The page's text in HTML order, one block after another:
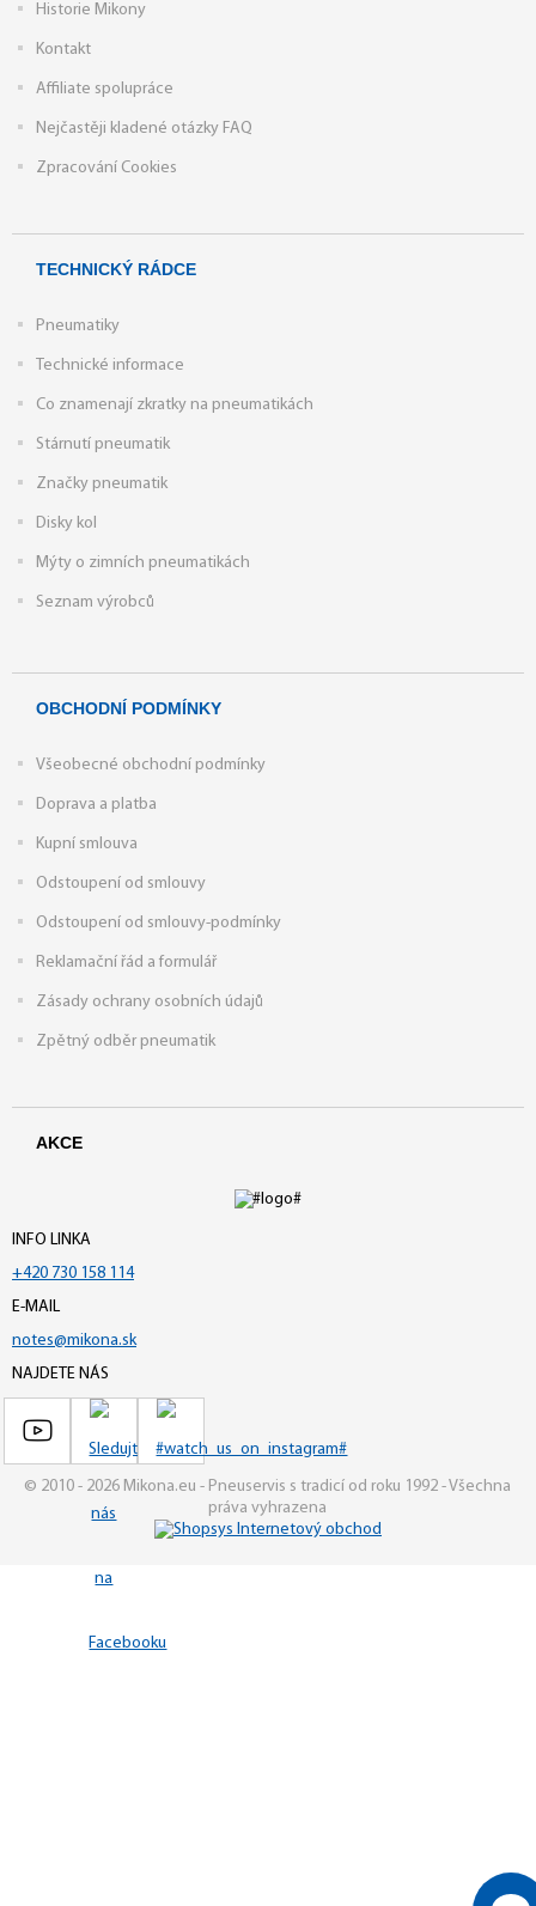
Historie Mikony
Kontakt
Affiliate spolupráce
Nejčastěji kladené otázky FAQ
Zpracování Cookies
TECHNICKÝ RÁDCE
Pneumatiky
Technické informace
Co znamenají zkratky na pneumatikách
Stárnutí pneumatik
Značky pneumatik
Disky kol
Mýty o zimních pneumatikách
Seznam výrobců
OBCHODNÍ PODMÍNKY
Všeobecné obchodní podmínky
Doprava a platba
Kupní smlouva
Odstoupení od smlouvy
Odstoupení od smlouvy-podmínky
Reklamační řád a formulář
Zásady ochrany osobních údajů
Zpětný odběr pneumatik
AKCE
INFO LINKA
+420 730 158 114
E-MAIL
notes@mikona.sk
NAJDETE NÁS
© 2010 - 2026 Mikona.eu - Pneuservis s tradicí od roku 1992 - Všechna
práva vyhrazena